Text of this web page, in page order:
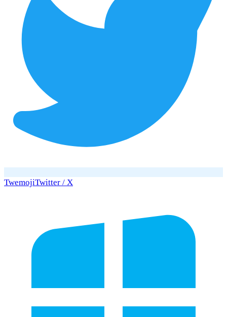
TwemojiTwitter / X